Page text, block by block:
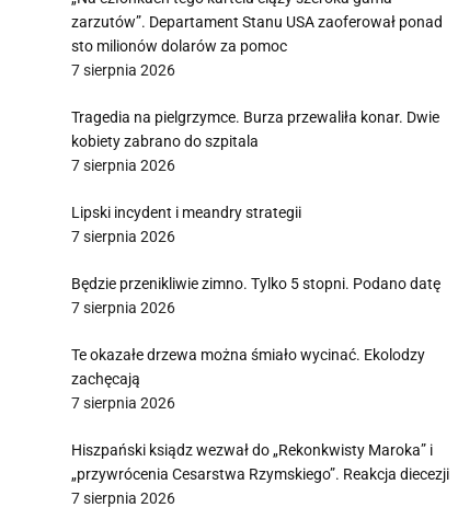
zarzutów”. Departament Stanu USA zaoferował ponad
sto milionów dolarów za pomoc
7 sierpnia 2026
Tragedia na pielgrzymce. Burza przewaliła konar. Dwie
kobiety zabrano do szpitala
7 sierpnia 2026
Lipski incydent i meandry strategii
7 sierpnia 2026
Będzie przenikliwie zimno. Tylko 5 stopni. Podano datę
7 sierpnia 2026
Te okazałe drzewa można śmiało wycinać. Ekolodzy
zachęcają
7 sierpnia 2026
Hiszpański ksiądz wezwał do „Rekonkwisty Maroka” i
„przywrócenia Cesarstwa Rzymskiego”. Reakcja diecezji
7 sierpnia 2026